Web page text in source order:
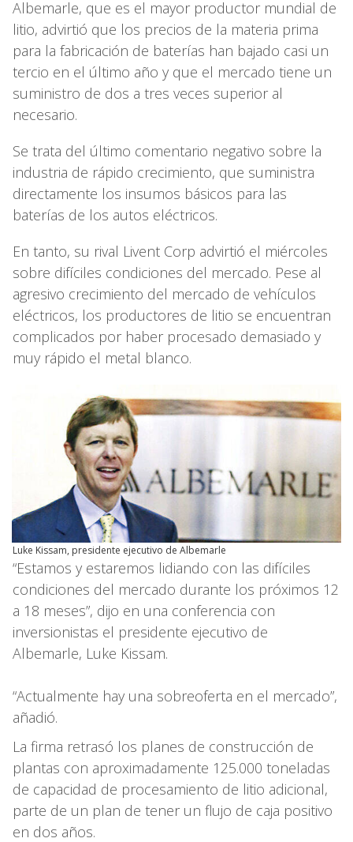
Albemarle, que es el mayor productor mundial de
litio, advirtió que los precios de la materia prima
para la fabricación de baterías han bajado casi un
tercio en el último año y que el mercado tiene un
suministro de dos a tres veces superior al
necesario.
Se trata del último comentario negativo sobre la
industria de rápido crecimiento, que suministra
directamente los insumos básicos para las
baterías de los autos eléctricos.
En tanto, su rival Livent Corp advirtió el miércoles
sobre difíciles condiciones del mercado. Pese al
agresivo crecimiento del mercado de vehículos
eléctricos, los productores de litio se encuentran
complicados por haber procesado demasiado y
muy rápido el metal blanco.
Luke Kissam, presidente ejecutivo de Albemarle
“Estamos y estaremos lidiando con las difíciles
condiciones del mercado durante los próximos 12
a 18 meses”, dijo en una conferencia con
inversionistas el presidente ejecutivo de
Albemarle, Luke Kissam.
“Actualmente hay una sobreoferta en el mercado”,
añadió.
La firma retrasó los planes de construcción de
plantas con aproximadamente 125.000 toneladas
de capacidad de procesamiento de litio adicional,
parte de un plan de tener un flujo de caja positivo
en dos años.